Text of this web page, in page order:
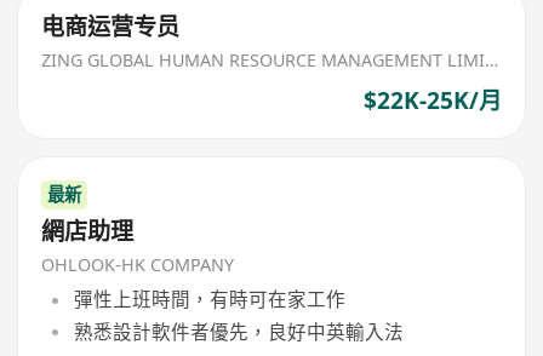
电商运营专员
ZING GLOBAL HUMAN RESOURCE MANAGEMENT LIMITED
$22K-25K/月
最新
網店助理
OHLOOK-HK COMPANY
彈性上班時間，有時可在家工作
熟悉設計軟件者優先，良好中英輸入法